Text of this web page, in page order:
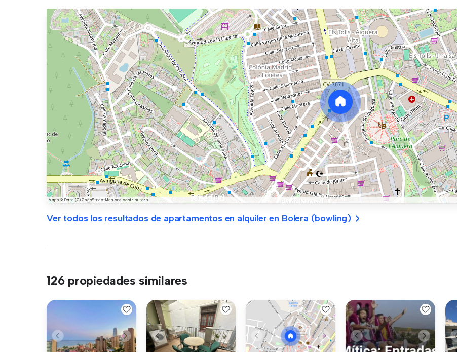
Ver todos los resultados de apartamentos en alquiler en Bolera (bowling)
126 propiedades similares